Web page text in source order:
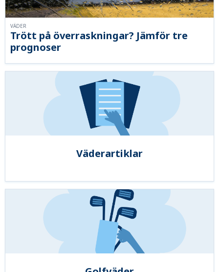
Trött på överraskningar? Jämför tre
prognoser
VÄDER
Väderartiklar